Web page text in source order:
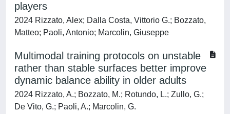
players
2024 Rizzato, Alex; Dalla Costa, Vittorio G.; Bozzato,
Matteo; Paoli, Antonio; Marcolin, Giuseppe
Multimodal training protocols on unstable
rather than stable surfaces better improve
dynamic balance ability in older adults
2024 Rizzato, A.; Bozzato, M.; Rotundo, L.; Zullo, G.;
De Vito, G.; Paoli, A.; Marcolin, G.